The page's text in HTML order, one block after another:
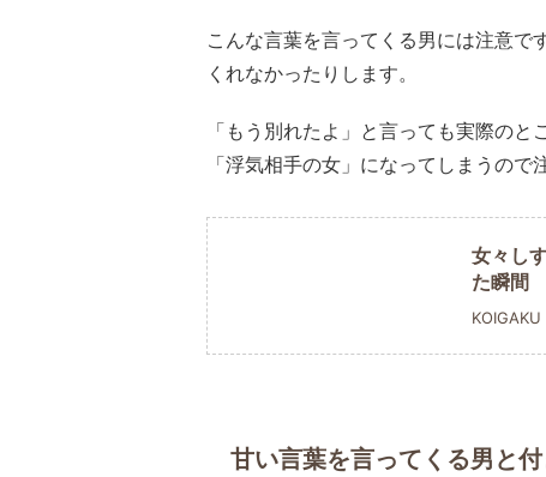
こんな言葉を言ってくる男には注意で
くれなかったりします。
「もう別れたよ」と言っても実際の
「浮気相手の女」になってしまうので
女々し
た瞬間
KOIGAKU
甘い言葉を言ってくる男と